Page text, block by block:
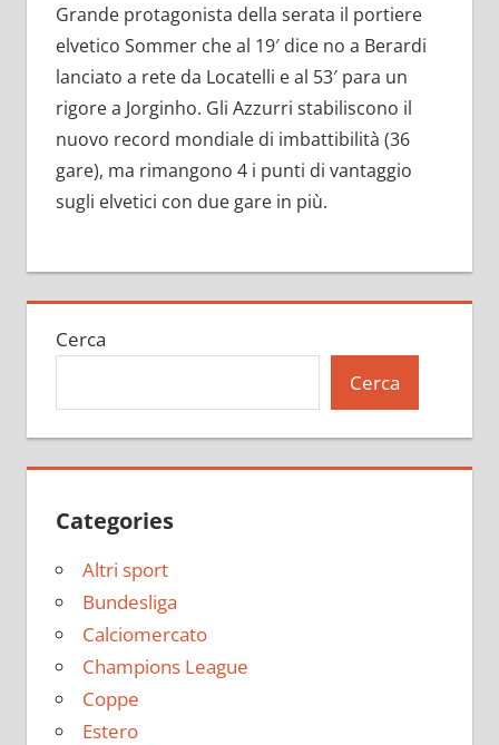
Grande protagonista della serata il portiere
elvetico Sommer che al 19′ dice no a Berardi
lanciato a rete da Locatelli e al 53′ para un
rigore a Jorginho. Gli Azzurri stabiliscono il
nuovo record mondiale di imbattibilità (36
gare), ma rimangono 4 i punti di vantaggio
sugli elvetici con due gare in più.
Cerca
Cerca
Categories
Altri sport
Bundesliga
Calciomercato
Champions League
Coppe
Estero